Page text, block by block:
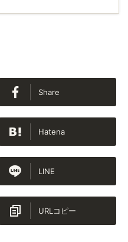
Share
Hatena
LINE
URLコピー